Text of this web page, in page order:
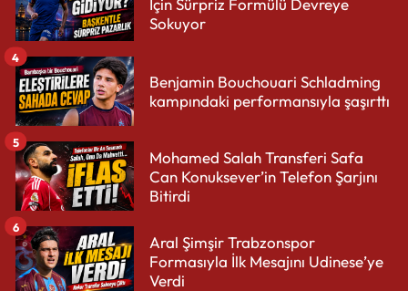
İçin Sürpriz Formülü Devreye
Sokuyor
Benjamin Bouchouari Schladming
kampındaki performansıyla şaşırttı
4
Mohamed Salah Transferi Safa
Can Konuksever’in Telefon Şarjını
Bitirdi
5
Aral Şimşir Trabzonspor
Formasıyla İlk Mesajını Udinese’ye
Verdi
6